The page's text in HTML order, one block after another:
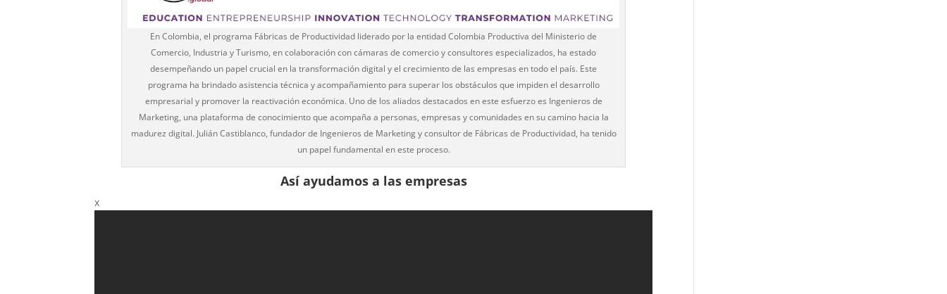
En Colombia, el programa Fábricas de Productividad liderado por la entidad Colombia Productiva del Ministerio de
Comercio, Industria y Turismo, en colaboración con cámaras de comercio y consultores especializados, ha estado
desempeñando un papel crucial en la transformación digital y el crecimiento de las empresas en todo el país. Este
programa ha brindado asistencia técnica y acompañamiento para superar los obstáculos que impiden el desarrollo
empresarial y promover la reactivación económica. Uno de los aliados destacados en este esfuerzo es Ingenieros de
Marketing, una plataforma de conocimiento que acompaña a personas, empresas y comunidades en su camino hacia la
madurez digital. Julián Castiblanco, fundador de Ingenieros de Marketing y consultor de Fábricas de Productividad, ha tenido
un papel fundamental en este proceso.
Así ayudamos a las empresas
x